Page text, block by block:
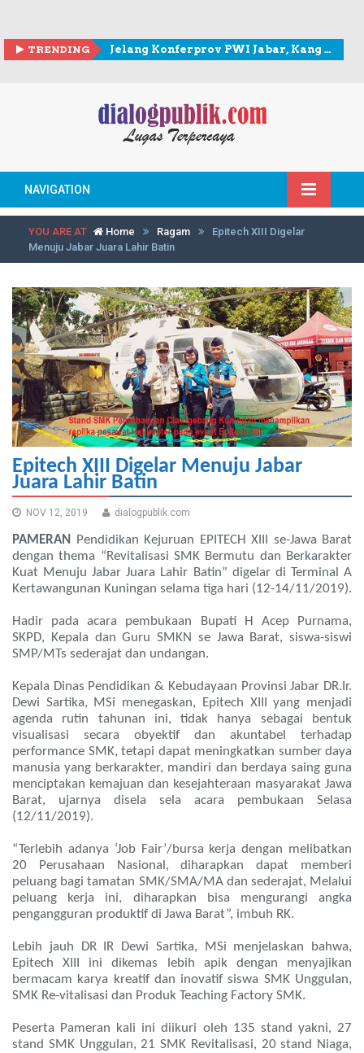
TRENDING Jelang Konferprov PWI Jabar, Kang Andy berkunjung ke Sekretariat PWI Kota Bogor
NAVIGATION
YOU ARE AT Home Ragam
Epitech XIII Digelar
Menuju Jabar Juara Lahir Batin
Epitech XIII Digelar Menuju Jabar
Juara Lahir Batin
NOV 12, 2019 dialogpublik.com
PAMERAN
Pendidikan Kejuruan EPITECH XIII se-Jawa Barat
dengan thema “Revitalisasi SMK Bermutu dan Berkarakter
Kuat Menuju Jabar Juara Lahir Batin” digelar di Terminal A
Kertawangunan Kuningan selama tiga hari (12-14/11/2019).
Hadir pada acara pembukaan Bupati H Acep Purnama,
SKPD, Kepala dan Guru SMKN se Jawa Barat, siswa-siswi
SMP/MTs sederajat dan undangan.
Kepala Dinas Pendidikan & Kebudayaan Provinsi Jabar DR.Ir.
Dewi Sartika, MSi menegaskan, Epitech XIII yang menjadi
agenda rutin tahunan ini, tidak hanya sebagai bentuk
visualisasi secara obyektif dan akuntabel terhadap
performance SMK, tetapi dapat meningkatkan sumber daya
manusia yang berkarakter, mandiri dan berdaya saing guna
menciptakan kemajuan dan kesejahteraan masyarakat Jawa
Barat, ujarnya disela sela acara pembukaan Selasa
(12/11/2019).
“Terlebih adanya ‘Job Fair’/bursa kerja dengan melibatkan
20 Perusahaan Nasional, diharapkan dapat memberi
peluang bagi tamatan SMK/SMA/MA dan sederajat, Melalui
peluang kerja ini, diharapkan bisa mengurangi angka
pengangguran produktif di Jawa Barat”, imbuh RK.
Lebih jauh DR IR Dewi Sartika, MSi menjelaskan bahwa,
Epitech XIII ini dikemas lebih apik dengan menyajikan
bermacam karya kreatif dan inovatif siswa SMK Unggulan,
SMK Re-vitalisasi dan Produk Teaching Factory SMK.
Peserta Pameran kali ini diikuri oleh 135 stand yakni, 27
stand SMK Unggulan, 21 SMK Revitalisasi, 20 stand Niaga,